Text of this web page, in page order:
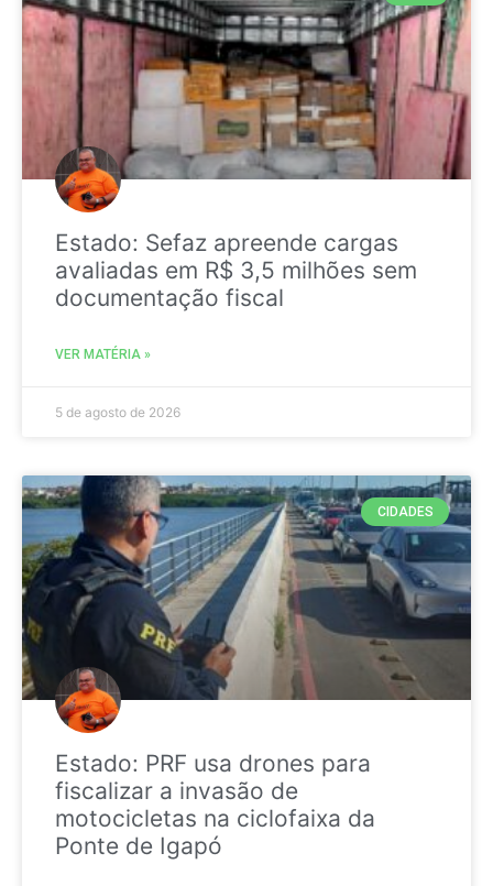
Estado: Sefaz apreende cargas
avaliadas em R$ 3,5 milhões sem
documentação fiscal
VER MATÉRIA »
5 de agosto de 2026
CIDADES
Estado: PRF usa drones para
fiscalizar a invasão de
motocicletas na ciclofaixa da
Ponte de Igapó